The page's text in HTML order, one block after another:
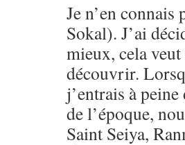
Je n’en
Sokal). J’ai
mieux, cela
découvrir.
j’entrais à
de l’époque,
Saint Seiya,